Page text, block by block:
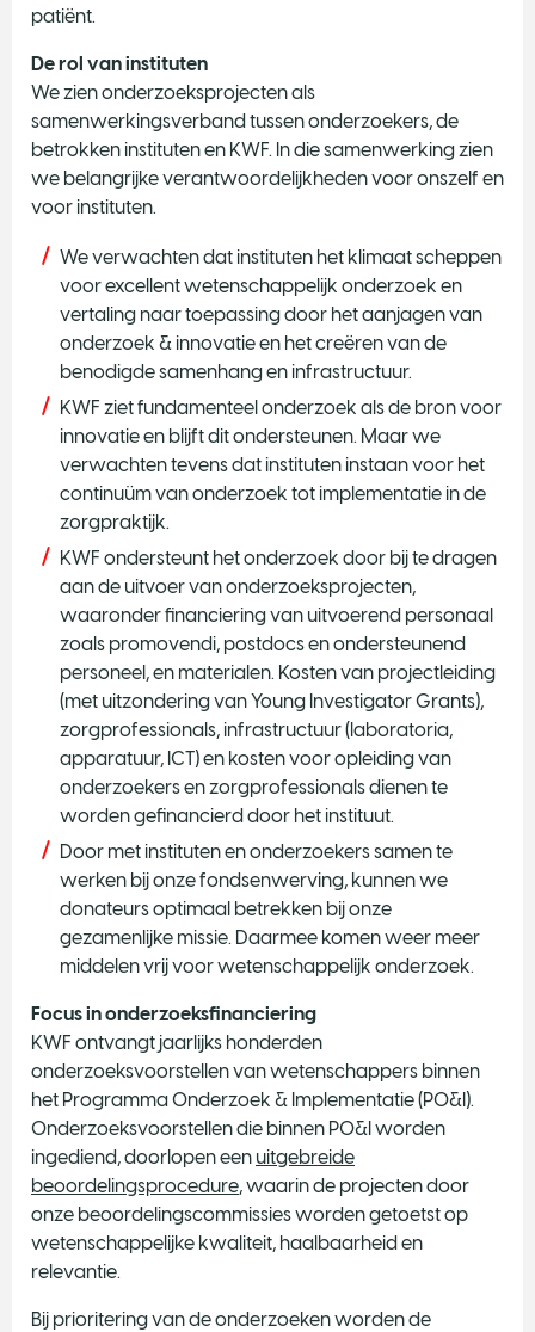
patiënt.
De rol van instituten
We zien onderzoeksprojecten als
samenwerkingsverband tussen onderzoekers, de
betrokken instituten en KWF. In die samenwerking zien
we belangrijke verantwoordelijkheden voor onszelf en
voor instituten.
We verwachten dat instituten het klimaat scheppen
voor excellent wetenschappelijk onderzoek en
vertaling naar toepassing door het aanjagen van
onderzoek & innovatie en het creëren van de
benodigde samenhang en infrastructuur.
KWF ziet fundamenteel onderzoek als de bron voor
innovatie en blijft dit ondersteunen. Maar we
verwachten tevens dat instituten instaan voor het
continuüm van onderzoek tot implementatie in de
zorgpraktijk.
KWF ondersteunt het onderzoek door bij te dragen
aan de uitvoer van onderzoeksprojecten,
waaronder financiering van uitvoerend personaal
zoals promovendi, postdocs en ondersteunend
personeel, en materialen. Kosten van projectleiding
(met uitzondering van Young Investigator Grants),
zorgprofessionals, infrastructuur (laboratoria,
apparatuur, ICT) en kosten voor opleiding van
onderzoekers en zorgprofessionals dienen te
worden gefinancierd door het instituut.
Door met instituten en onderzoekers samen te
werken bij onze fondsenwerving, kunnen we
donateurs optimaal betrekken bij onze
gezamenlijke missie. Daarmee komen weer meer
middelen vrij voor wetenschappelijk onderzoek.
Focus in onderzoeksfinanciering
KWF ontvangt jaarlijks honderden
onderzoeksvoorstellen van wetenschappers binnen
het Programma Onderzoek & Implementatie (PO&I).
Onderzoeksvoorstellen die binnen PO&I worden
ingediend, doorlopen een uitgebreide
beoordelingsprocedure, waarin de projecten door
onze beoordelingscommissies worden getoetst op
wetenschappelijke kwaliteit, haalbaarheid en
relevantie.
Bij prioritering van de onderzoeken worden de